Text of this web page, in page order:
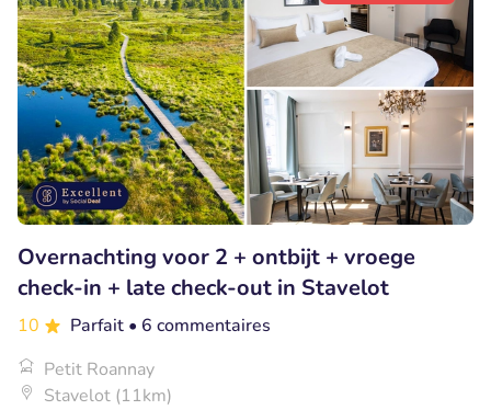
Overnachting voor 2 + ontbijt + vroege
check-in + late check-out in Stavelot
10 Parfait • 6 commentaires
Petit Roannay
Stavelot (11km)